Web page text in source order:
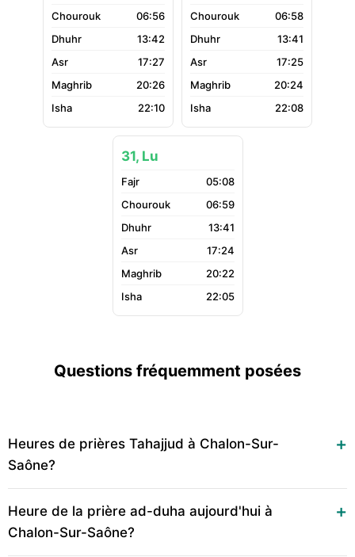
06:56
13:42
17:27
20:26
22:10
06:58
13:41
17:25
20:24
22:08
31, Lu
05:08
06:59
13:41
17:24
20:22
22:05
Questions fréquemment posées
Heures de prières Tahajjud à Chalon-Sur-
Saône?
Heure de la prière ad-duha aujourd'hui à
Chalon-Sur-Saône?